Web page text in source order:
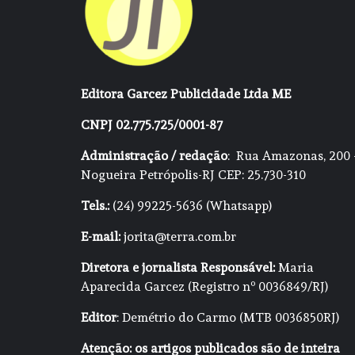
Editora Garcez Publicidade Ltda ME
CNPJ 02.775.725/0001-87
Administração / redação: Rua Amazonas, 200
Nogueira Petrópolis-RJ CEP: 25.730-310
Tels.:(24) 99225-5636 (Whatsapp)
E-mail:jorita@terra.com.br
Diretora e jornalista Responsável:Maria
Aparecida Garcez (Registro nº 0036849/RJ)
Editor: Demétrio do Carmo (MTB 0036850RJ)
Atenção: os artigos publicados são de inteira